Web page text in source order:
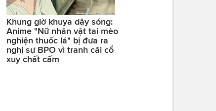
Khung giờ khuya dậy sóng:
Anime "Nữ nhân vật tai mèo
nghiện thuốc lá" bị đưa ra
nghị sự BPO vì tranh cãi cổ
xuy chất cấm